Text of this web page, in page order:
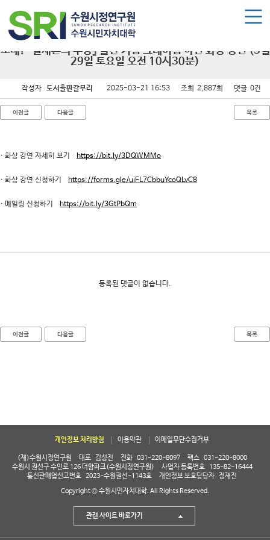
수강신청
모집요강
공지사항
대학소식
마이페이지
초대! 『실재론의 부상』 출간 기념 그레이엄 하먼 화상 강연 (3월
29일 토요일 오전 10시30분)
작성자 도서출판갈무리 2025-03-21 16:53 조회 2,887회 댓글 0건
이전글 다음글 목록
· 화상 강연 자세히 보기 https://bit.ly/3DQWMMo
· 화상 강연 신청하기 https://forms.gle/uiFL7CbbuYcoQLvC8
· 메일링 신청하기 https://bit.ly/3GtPbQm
등록된 댓글이 없습니다.
이전글 다음글 목록
개인정보 처리방침 이용약관 이메일무단수집거부
(재)수원시정연구원 대표 김성진 전화 031-220-8097 팩스
031-220-8000
수원시 권선구 수인로 126 더함파크(수원시정연구원)
사업자 등록번호
135-82-16444
통신판매업신고번호 2023-수원권선-1143호 개인정보 보호담당자 정재진
Copyright © 수원시민자치대학. All Rights Reserved.
관련 사이트 바로가기